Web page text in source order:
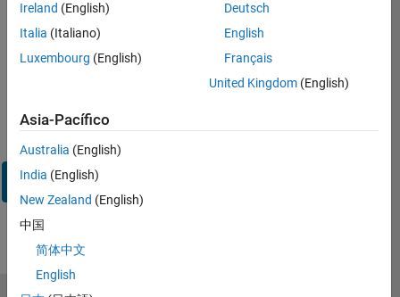
su
contraseña?
Iniciar
Ireland (English)
Italia (Italiano)
Luxembourg (English)
Deutsch
English
Français
United Kingdom(English)
Asia-Pacífico
Australia (English)
India (English)
New Zealand (English)
中国
简体中文
English